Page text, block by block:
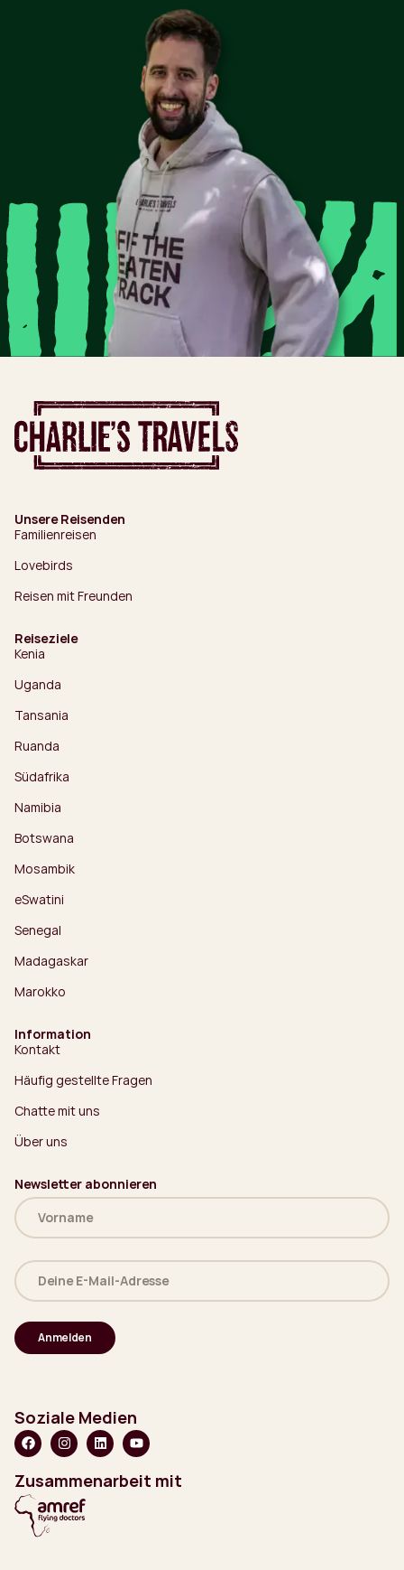
Unsere Reisenden
Familienreisen
Lovebirds
Reisen mit Freunden
Reiseziele
Kenia
Uganda
Tansania
Ruanda
Südafrika
Namibia
Botswana
Mosambik
eSwatini
Senegal
Madagaskar
Marokko
Information
Kontakt
Häufig gestellte Fragen
Chatte mit uns
Über uns
Newsletter abonnieren
Name
(erforderlich)
Deine
E-
Mail-
(erforderlich)
Soziale Medien
Zusammenarbeit mit